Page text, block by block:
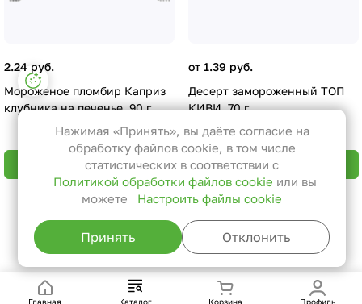
2.24 руб.
Мороженое пломбир Каприз
клубника на печенье, 90 г
В корзину
от 1.39 руб.
Десерт замороженный ТОП
КИВИ, 70 г
В корзину
Назад к списку
Главная Каталог Корзина Профиль
Настройки файлов cookie
Функциональные
Эти файлы необходимы для
функционирования сайта и не
могут быть отключены в наших
системах. Вы можете настроить
браузер так, чтобы он блокировал
их или уведомлял вас об их
использовании, но в таком случае
сайта не будут работать.
Нажимая «Принять», вы даёте согласие на
обработку файлов cookie, в том числе
статистических в соответствии с
Политикой обработки файлов cookie или вы
можете
Настроить файлы cookie
Принять Отклонить